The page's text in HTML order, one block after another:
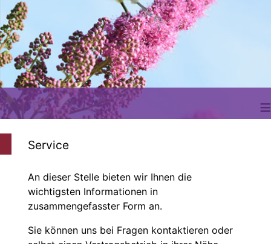
≡
Service
An dieser Stelle bieten wir Ihnen die
wichtigsten Informationen in
zusammengefasster Form an.
Sie können uns bei Fragen kontaktieren oder